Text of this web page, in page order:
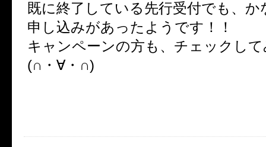
既に終了している先行受付でも、
申し込みがあったようです！！
キャンペーンの方も、チェックし
(∩・∀・∩)